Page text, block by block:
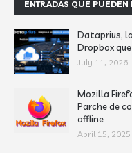
ENTRADAS QUE PUEDEN
Dataprius,
Dropbox
July 11, 2026
Mozilla
Parche de
offline
April 15, 2025